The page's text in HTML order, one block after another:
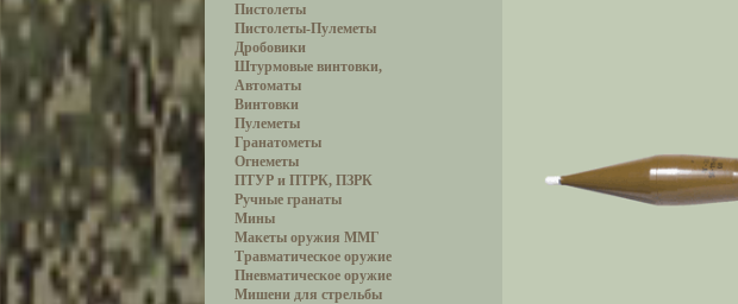
Пистолеты
Пистолеты-Пулеметы
Дробовики
Штурмовые винтовки,
Автоматы
Винтовки
Пулеметы
Гранатометы
Огнеметы
ПТУР и ПТРК, ПЗРК
Ручные гранаты
Мины
Макеты оружия ММГ
Травматическое оружие
Пневматическое оружие
Мишени для стрельбы